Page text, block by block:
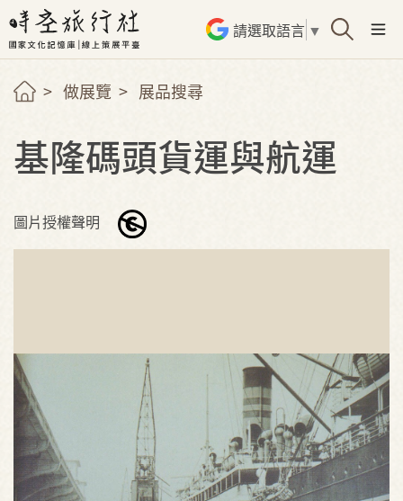
請選取語言 ▼
做展覽 展品搜尋
基隆碼頭貨運與航運
圖片授權聲明